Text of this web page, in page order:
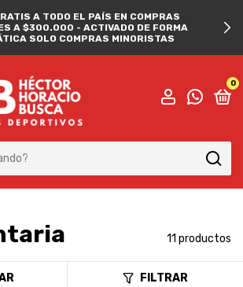
A TODO EL PAÍS EN COMPRAS
A $300.000 - ACTIVADO DE FORMA
SOLO COMPRAS MINORISTAS
0
11 productos
FILTRAR